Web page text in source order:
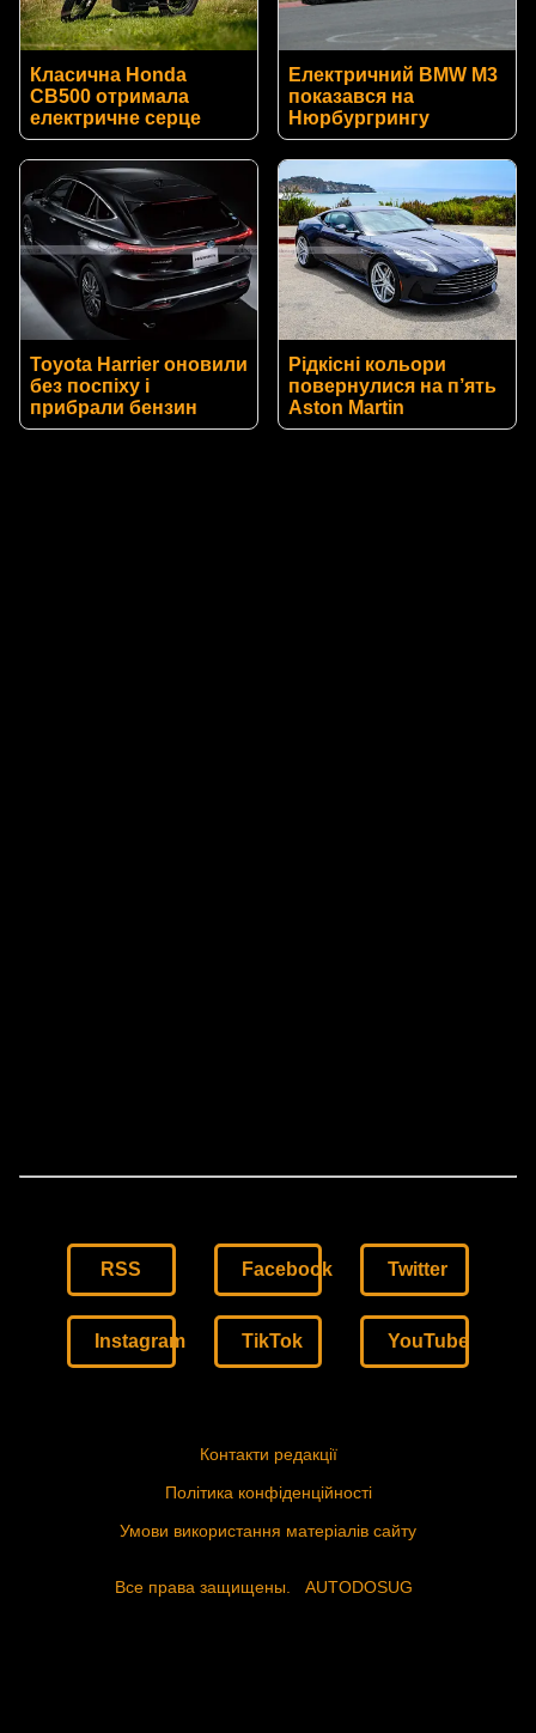
Класична Honda
CB500 отримала
електричне серце
Електричний BMW M3
показався на
Нюрбургрингу
Toyota Harrier оновили
без поспіху і
прибрали бензин
Рідкісні кольори
повернулися на п’ять
Aston Martin
RSS Facebook Twitter
Instagram TikTok YouTube
Контакти редакції
Політика конфіденційності
Умови використання матеріалів сайту
Все права защищены. AUTODOSUG